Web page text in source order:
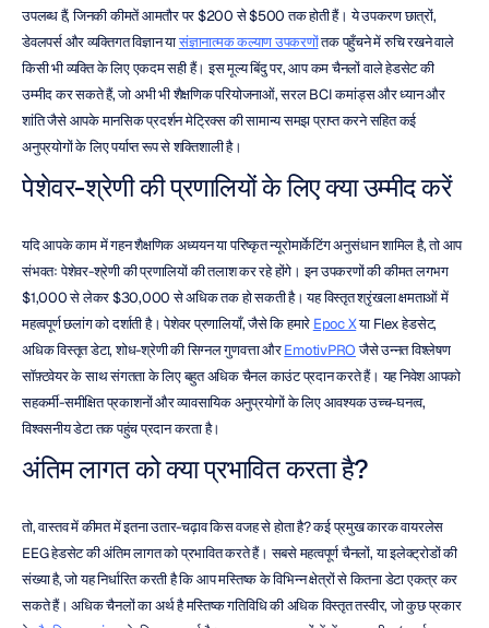
उपलब्ध हैं, जिनकी कीमतें आमतौर पर $200 से $500 तक होती हैं। ये उपकरण छात्रों,
डेवलपर्स और व्यक्तिगत विज्ञान या संज्ञानात्मक कल्याण उपकरणों तक पहुँचने में रुचि रखने वाले
किसी भी व्यक्ति के लिए एकदम सही हैं। इस मूल्य बिंदु पर, आप कम चैनलों वाले हेडसेट की
उम्मीद कर सकते हैं, जो अभी भी शैक्षणिक परियोजनाओं, सरल BCI कमांड्स और ध्यान और
शांति जैसे आपके मानसिक प्रदर्शन मेट्रिक्स की सामान्य समझ प्राप्त करने सहित कई
अनुप्रयोगों के लिए पर्याप्त रूप से शक्तिशाली है।
पेशेवर-श्रेणी की प्रणालियों के लिए क्या उम्मीद करें
यदि आपके काम में गहन शैक्षणिक अध्ययन या परिष्कृत न्यूरोमार्केटिंग अनुसंधान शामिल है, तो आप
संभवतः पेशेवर-श्रेणी की प्रणालियों की तलाश कर रहे होंगे। इन उपकरणों की कीमत लगभग
$1,000 से लेकर $30,000 से अधिक तक हो सकती है। यह विस्तृत श्रृंखला क्षमताओं में
महत्वपूर्ण छलांग को दर्शाती है। पेशेवर प्रणालियाँ, जैसे कि हमारे Epoc X या Flex हेडसेट,
अधिक विस्तृत डेटा, शोध-श्रेणी की सिग्नल गुणवत्ता और EmotivPRO जैसे उन्नत विश्लेषण
सॉफ़्टवेयर के साथ संगतता के लिए बहुत अधिक चैनल काउंट प्रदान करते हैं। यह निवेश आपको
सहकर्मी-समीक्षित प्रकाशनों और व्यावसायिक अनुप्रयोगों के लिए आवश्यक उच्च-घनत्व,
विश्वसनीय डेटा तक पहुंच प्रदान करता है।
अंतिम लागत को क्या प्रभावित करता है?
तो, वास्तव में कीमत में इतना उतार-चढ़ाव किस वजह से होता है? कई प्रमुख कारक वायरलेस
EEG हेडसेट की अंतिम लागत को प्रभावित करते हैं। सबसे महत्वपूर्ण चैनलों, या इलेक्ट्रोडों की
संख्या है, जो यह निर्धारित करती है कि आप मस्तिष्क के विभिन्न क्षेत्रों से कितना डेटा एकत्र कर
सकते हैं। अधिक चैनलों का अर्थ है मस्तिष्क गतिविधि की अधिक विस्तृत तस्वीर, जो कुछ प्रकार